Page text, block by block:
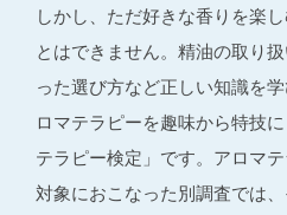
しかし、ただ好きな香りを楽
とはできません。精油の取り
った選び方など正しい知識を
ロマテラピーを趣味から特技
テラピー検定」です。アロマ
対象におこなった別調査では